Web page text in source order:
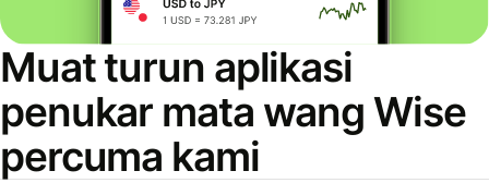
Muat turun aplikasi
penukar mata wang Wise
percuma kami